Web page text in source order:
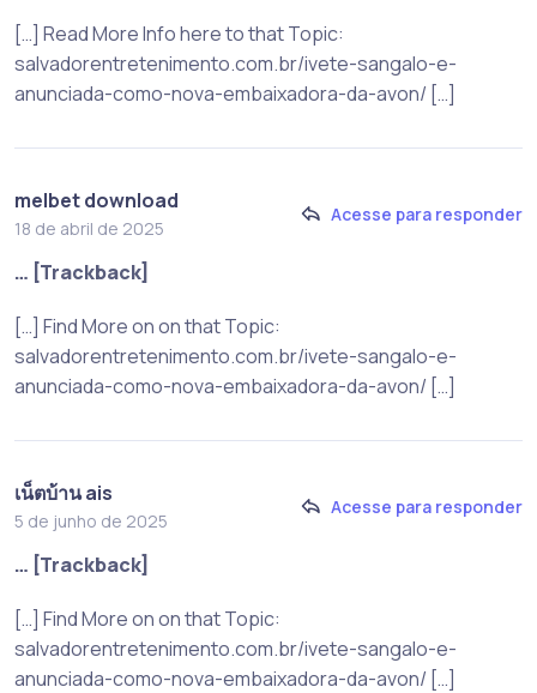
[…] Read More Info here to that Topic:
salvadorentretenimento.com.br/ivete-sangalo-e-
anunciada-como-nova-embaixadora-da-avon/ […]
melbet download
18 de abril de 2025
Acesse para responder
… [Trackback]
[…] Find More on on that Topic:
salvadorentretenimento.com.br/ivete-sangalo-e-
anunciada-como-nova-embaixadora-da-avon/ […]
เน็ตบ้าน ais
5 de junho de 2025
Acesse para responder
… [Trackback]
[…] Find More on on that Topic:
salvadorentretenimento.com.br/ivete-sangalo-e-
anunciada-como-nova-embaixadora-da-avon/ […]